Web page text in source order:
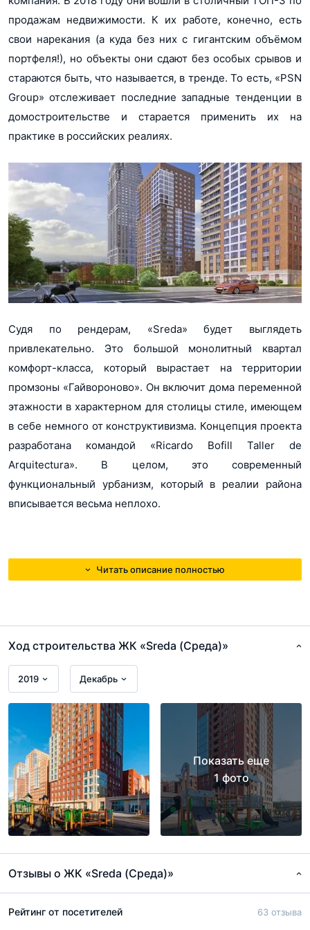
Газпромбанк
Металлинвестбанк
Банк Открытие
Россельхозбанк
Сбер Банк
Транскапиталбанк
продажам недвижимости. К их работе, конечно, есть
свои нарекания (а куда без них с гигантским объёмом
портфеля!), но объекты они сдают без особых срывов и
стараются быть, что называется, в тренде. То есть, «PSN
Group» отслеживает последние западные тенденции в
домостроительстве и старается применить их на
практике в российских реалиях.
Судя по рендерам, «Sreda» будет выглядеть
привлекательно. Это большой монолитный квартал
комфорт-класса, который вырастает на территории
промзоны «Гайвороново». Он включит дома переменной
этажности в характерном для столицы стиле, имеющем
в себе немного от конструктивизма. Концепция проекта
разработана командой «Ricardo Bofill Taller de
Arquitectura». В целом, это современный
функциональный урбанизм, который в реалии района
вписывается весьма неплохо.
здания пониже и потемнее и совсем невысокие, по
меркам столицы, пятиэтажные дома. Везде большие
монолитно строительстве, навесные вентилируемые.
и терракотовой гамме.
Читать описание полностью
Ход строительства ЖК «Sreda (Среда)»
2019 Декабрь
Показать еще
1 фото
Отзывы о ЖК «Sreda (Среда)»
Рейтинг от посетителей 63 отзыва